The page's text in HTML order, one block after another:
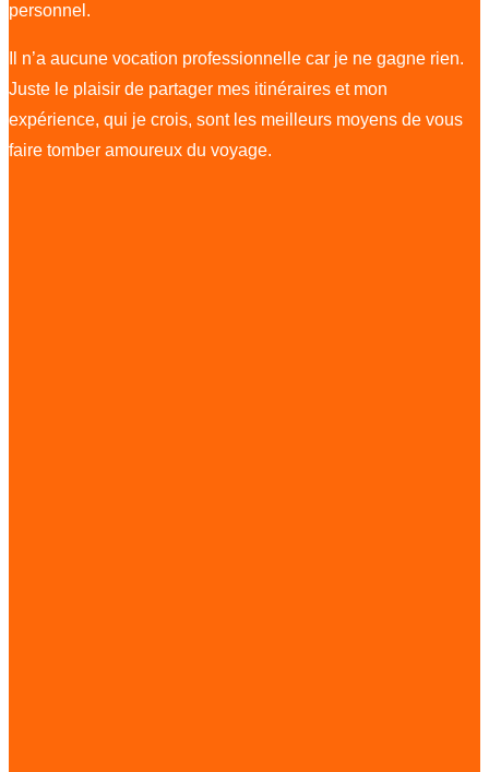
personnel.
Il n’a aucune vocation professionnelle car je ne gagne rien.
Juste le plaisir de partager mes itinéraires et mon
expérience, qui je crois, sont les meilleurs moyens de vous
faire tomber amoureux du voyage.